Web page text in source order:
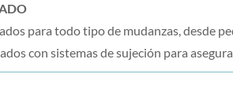
para todo tipo de mudanzas, desde
con sistemas de sujeción para